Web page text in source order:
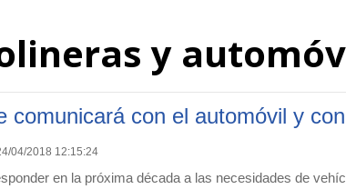
y
comunicará con el automóvil y
04/2018 12:15:24
en la próxima década a las necesidades de